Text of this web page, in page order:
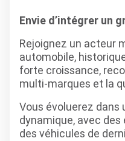
Envie d’intégrer un
Rejoignez un acteur
automobile,
forte croissance,
multi-marques et la
Vous évoluerez dans
dynamique, avec
des véhicules de